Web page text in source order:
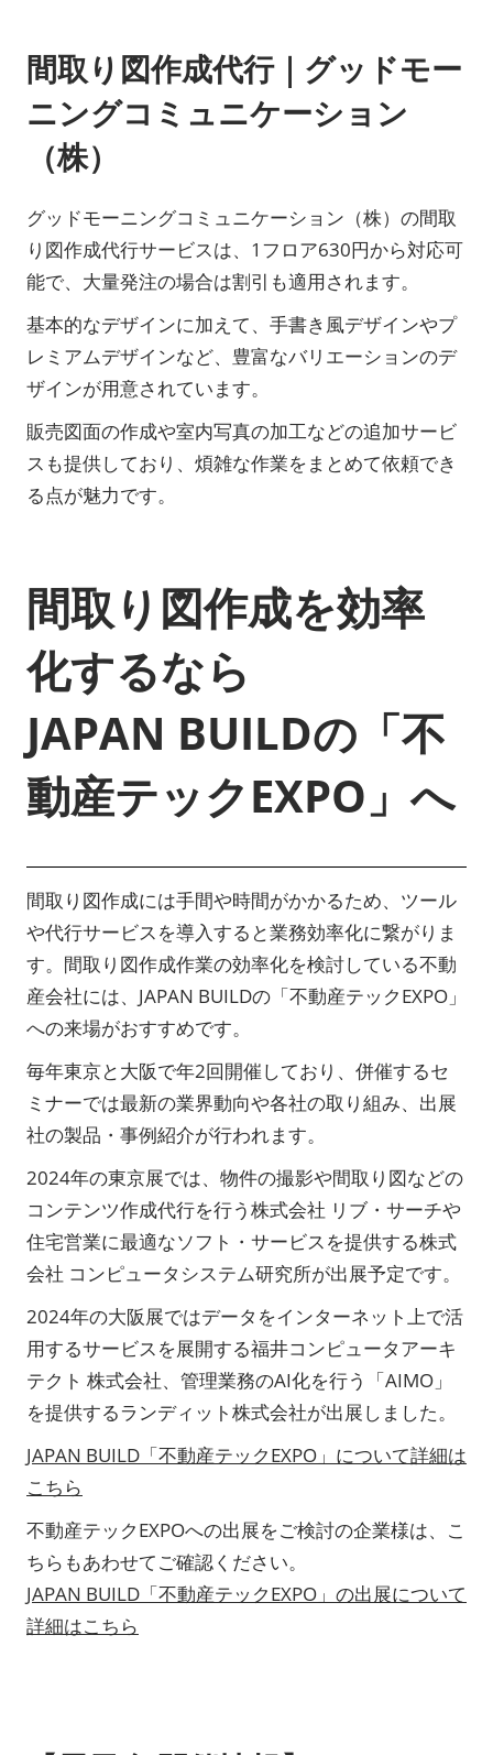
間取り図作成代行｜グッドモー
ニングコミュニケーション
（株）
グッドモーニングコミュニケーション（株）の間取
り図作成代行サービスは、1フロア630円から対応可
能で、大量発注の場合は割引も適用されます。
基本的なデザインに加えて、手書き風デザインやプ
レミアムデザインなど、豊富なバリエーションのデ
ザインが用意されています。
販売図面の作成や室内写真の加工などの追加サービ
スも提供しており、煩雑な作業をまとめて依頼でき
る点が魅力です。
間取り図作成を効率
化するなら
JAPAN BUILDの「不
動産テックEXPO」へ
間取り図作成には手間や時間がかかるため、ツール
や代行サービスを導入すると業務効率化に繋がりま
す。間取り図作成作業の効率化を検討している不動
産会社には、JAPAN BUILDの「不動産テックEXPO」
への来場がおすすめです。
毎年東京と大阪で年2回開催しており、併催するセ
ミナーでは最新の業界動向や各社の取り組み、出展
社の製品・事例紹介が行われます。
2024年の東京展では、物件の撮影や間取り図などの
コンテンツ作成代行を行う株式会社 リブ・サーチや
住宅営業に最適なソフト・サービスを提供する株式
会社 コンピュータシステム研究所が出展予定です。
2024年の大阪展ではデータをインターネット上で活
用するサービスを展開する福井コンピュータアーキ
テクト 株式会社、管理業務のAI化を行う「AIMO」
を提供するランディット株式会社が出展しました。
JAPAN BUILD「不動産テックEXPO」について詳細は
こちら
不動産テックEXPOへの出展をご検討の企業様は、こ
ちらもあわせてご確認ください。
JAPAN BUILD「不動産テックEXPO」の出展について
詳細はこちら